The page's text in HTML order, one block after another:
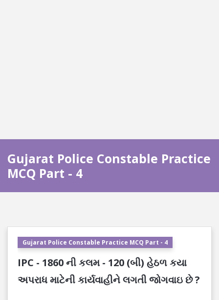
Gujarat Police Constable Practice
MCQ Part - 4
Gujarat Police Constable Practice MCQ Part - 4
IPC - 1860 ની કલમ - 120 (બી) હેઠળ કયા
અપરાધ માટેની કાર્યવાહીને લગતી જોગવાઇ છે ?